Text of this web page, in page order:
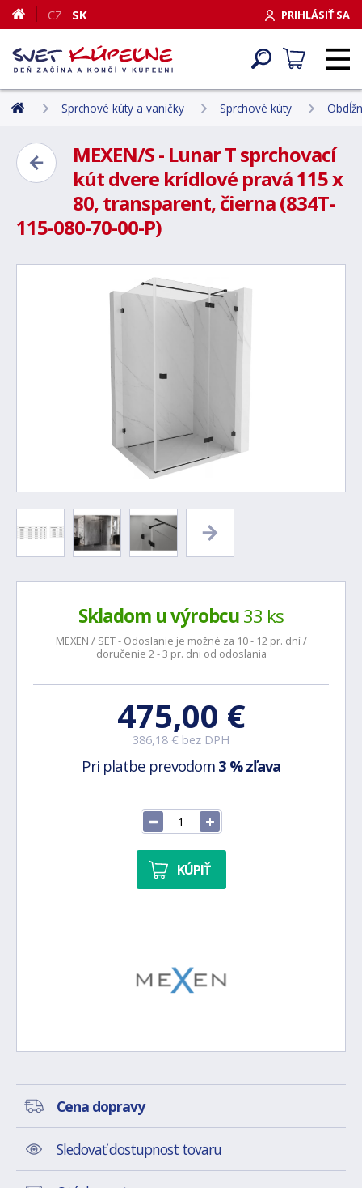
PRIHLÁSIŤ SA
CZ SK
Sprchové kúty a vaničky Sprchové kúty
MEXEN/S - Lunar T sprchovací
kút dvere krídlové pravá 115 x
80, transparent, čierna (834T-
115-080-70-00-P)
Skladom u výrobcu33 ks
MEXEN / SET - Odoslanie je možné za 10 - 12 pr. dní /
doručenie 2 - 3 pr. dni od odoslania
475,00 €
386,18 € bez DPH
Pri platbe prevodom 3 % zľava
KÚPIŤ
Cena dopravy
Sledovať dostupnost tovaru